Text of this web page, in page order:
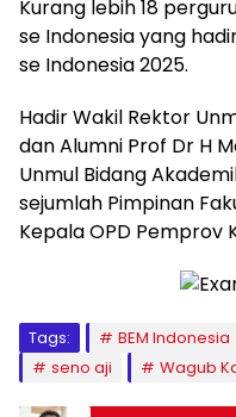
Kurang lebih 18
se Indonesia yang
se Indonesia 2025.
Hadir Wakil Rektor
dan Alumni Prof Dr H
Unmul Bidang
sejumlah Pimpinan
Kepala OPD Pemprov
Tags: BEM Indonesia
seno aji
Wagub